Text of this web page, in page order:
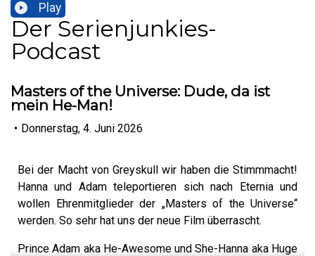
Play
Der Serienjunkies-
Podcast
Masters of the Universe: Dude, da ist
mein He-Man!
• Donnerstag, 4. Juni 2026
Bei der Macht von Greyskull wir haben die Stimmmacht!
Hanna und Adam teleportieren sich nach Eternia und
wollen Ehrenmitglieder der „Masters of the Universe“
werden. So sehr hat uns der neue Film überrascht.
Prince Adam aka He-Awesome und She-Hanna aka Huge